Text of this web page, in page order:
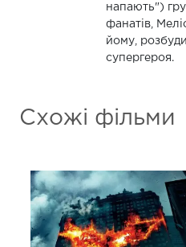
напають")
фанатів,
йому,
супергероя.
Схожі фільми